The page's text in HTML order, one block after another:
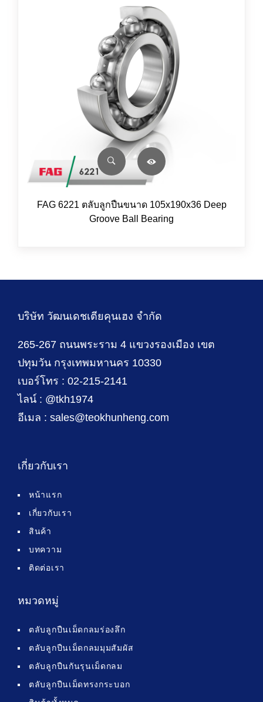
FAG 6221 ตลับลูกปืนขนาด 105x190x36 Deep
Groove Ball Bearing
บริษัท วัฒนเดชเตียคุนเฮง จำกัด
265-267 ถนนพระราม 4 แขวงรองเมือง เขต
ปทุมวัน กรุงเทพมหานคร 10330
เบอร์โทร : 02-215-2141
ไลน์ : @tkh1974
อีเมล : sales@teokhunheng.com
เกี่ยวกับเรา
หน้าแรก
เกี่ยวกับเรา
สินค้า
บทความ
ติดต่อเรา
หมวดหมู่
ตลับลูกปืนเม็ดกลมร่องลึก
ตลับลูกปืนเม็ดกลมมุมสัมผัส
ตลับลูกปืนกันรุนเม็ดกลม
ตลับลูกปืนเม็ดทรงกระบอก